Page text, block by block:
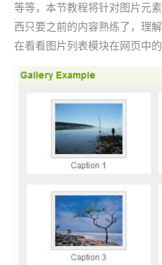
等等，本节教程将针对图片元
西只要之前的内容熟练了，理
在看看图片列表模块在网页中的